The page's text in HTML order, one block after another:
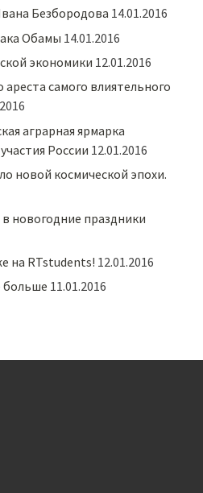
Безбородова 14.01.2016
Обамы 14.01.2016
экономики 12.01.2016
самого влиятельного
аграрная ярмарка
России 12.01.2016
новой космической эпохи.
новогодние праздники
на RTstudents! 12.01.2016
больше 11.01.2016